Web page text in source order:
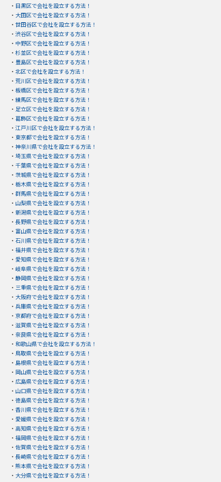
・ 目黒区で会社を設立する方法！
・ 大田区で会社を設立する方法！
・ 世田谷区で会社を設立する方法！
・ 渋谷区で会社を設立する方法！
・ 中野区で会社を設立する方法！
・ 杉並区で会社を設立する方法！
・ 豊島区で会社を設立する方法！
・ 北区で会社を設立する方法！
・ 荒川区で会社を設立する方法！
・ 板橋区で会社を設立する方法！
・ 練馬区で会社を設立する方法！
・ 足立区で会社を設立する方法！
・ 葛飾区で会社を設立する方法！
・ 江戸川区で会社を設立する方法！
・ 東京都で会社を設立する方法！
・ 神奈川県で会社を設立する方法！
・ 埼玉県で会社を設立する方法！
・ 千葉県で会社を設立する方法！
・ 茨城県で会社を設立する方法！
・ 栃木県で会社を設立する方法！
・ 群馬県で会社を設立する方法！
・ 山梨県で会社を設立する方法！
・ 新潟県で会社を設立する方法！
・ 長野県で会社を設立する方法！
・ 富山県で会社を設立する方法！
・ 石川県で会社を設立する方法！
・ 福井県で会社を設立する方法！
・ 愛知県で会社を設立する方法！
・ 岐阜県で会社を設立する方法！
・ 静岡県で会社を設立する方法！
・ 三重県で会社を設立する方法！
・ 大阪府で会社を設立する方法！
・ 兵庫県で会社を設立する方法！
・ 京都府で会社を設立する方法！
・ 滋賀県で会社を設立する方法！
・ 奈良県で会社を設立する方法！
・ 和歌山県で会社を設立する方法！
・ 鳥取県で会社を設立する方法！
・ 島根県で会社を設立する方法！
・ 岡山県で会社を設立する方法！
・ 広島県で会社を設立する方法！
・ 山口県で会社を設立する方法！
・ 徳島県で会社を設立する方法！
・ 香川県で会社を設立する方法！
・ 愛媛県で会社を設立する方法！
・ 高知県で会社を設立する方法！
・ 福岡県で会社を設立する方法！
・ 佐賀県で会社を設立する方法！
・ 長崎県で会社を設立する方法！
・ 熊本県で会社を設立する方法！
・ 大分県で会社を設立する方法！